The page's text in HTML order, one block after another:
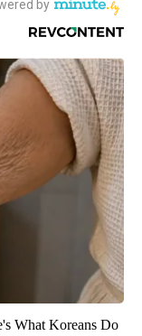
What Koreans Do